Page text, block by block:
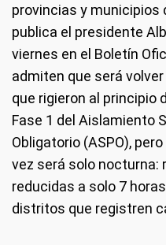
provincias y municipios
publica el presidente
viernes en el Boletín
admiten que será
que rigieron al principio
Fase 1 del Aislamiento
Obligatorio (ASPO),
vez será solo
reducidas a solo 7
distritos que registren